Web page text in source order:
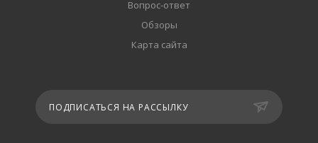
Вопрос-ответ
Обзоры
Карта сайта
ПОДПИСАТЬСЯ НА РАССЫЛКУ